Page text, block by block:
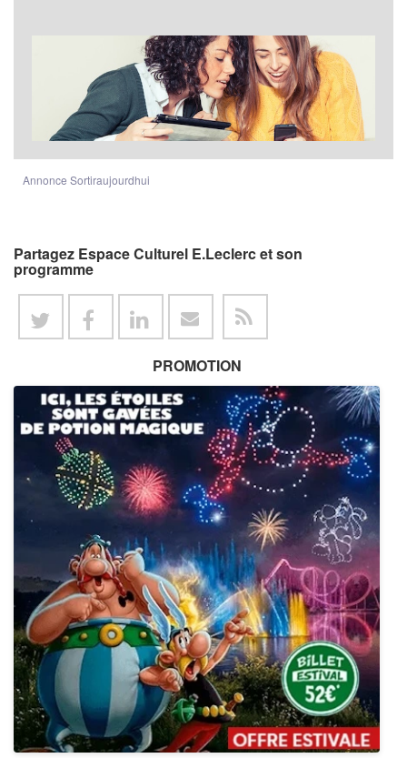
Annonce Sortiraujourdhui
Partagez Espace Culturel E.Leclerc et son
programme
PROMOTION